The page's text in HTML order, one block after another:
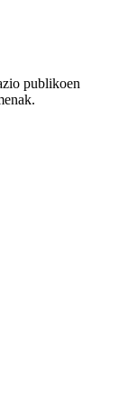
publikoen